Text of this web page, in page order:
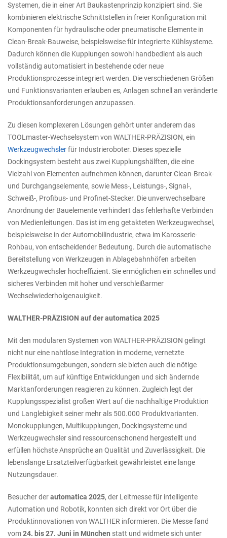
Systemen, die in einer Art Baukastenprinzip konzipiert sind. Sie
kombinieren elektrische Schnittstellen in freier Konfiguration mit
Komponenten für hydraulische oder pneumatische Elemente in
Clean-Break-Bauweise, beispielsweise für integrierte Kühlsysteme.
Dadurch können die Kupplungen sowohl handbedient als auch
vollständig automatisiert in bestehende oder neue
Produktionsprozesse integriert werden. Die verschiedenen Größen
und Funktionsvarianten erlauben es, Anlagen schnell an veränderte
Produktionsanforderungen anzupassen.
Zu diesen komplexeren Lösungen gehört unter anderem das
TOOLmaster-Wechselsystem von WALTHER-PRÄZISION, ein
Werkzeugwechslerfür Industrieroboter. Dieses spezielle
Dockingsystem besteht aus zwei Kupplungshälften, die eine
Vielzahl von Elementen aufnehmen können, darunter Clean-Break-
und Durchgangselemente, sowie Mess-, Leistungs-, Signal-,
Schweiß-, Profibus- und Profinet-Stecker. Die unverwechselbare
Anordnung der Bauelemente verhindert das fehlerhafte Verbinden
von Medienleitungen. Das ist im eng getakteten Werkzeugwechsel,
beispielsweise in der Automobilindustrie, etwa im Karosserie-
Rohbau, von entscheidender Bedeutung. Durch die automatische
Bereitstellung von Werkzeugen in Ablagebahnhöfen arbeiten
Werkzeugwechsler hocheffizient. Sie ermöglichen ein schnelles und
sicheres Verbinden mit hoher und verschleißarmer
Wechselwiederholgenauigkeit.
WALTHER-PRÄZISION auf der automatica 2025
Mit den modularen Systemen von WALTHER-PRÄZISION gelingt
nicht nur eine nahtlose Integration in moderne, vernetzte
Produktionsumgebungen, sondern sie bieten auch die nötige
Flexibilität, um auf künftige Entwicklungen und sich ändernde
Marktanforderungen reagieren zu können. Zugleich legt der
Kupplungsspezialist großen Wert auf die nachhaltige Produktion
und Langlebigkeit seiner mehr als 500.000 Produktvarianten.
Monokupplungen, Multikupplungen, Dockingsysteme und
Werkzeugwechsler sind ressourcenschonend hergestellt und
erfüllen höchste Ansprüche an Qualität und Zuverlässigkeit. Die
lebenslange Ersatzteilverfügbarkeit gewährleistet eine lange
Nutzungsdauer.
Besucher derautomatica 2025, der Leitmesse für intelligente
Automation und Robotik, konnten sich direkt vor Ort über die
Produktinnovationen von WALTHER informieren. Die Messe fand
vom24. bis 27. Juni in München statt und widmete sich unter